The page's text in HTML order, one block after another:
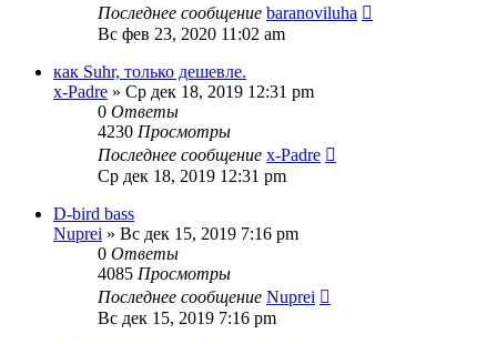
Последнее сообщение baranoviluha
Вс фев 23, 2020 11:02 am
как Suhr, только дешевле.
x-Padre » Ср дек 18, 2019 12:31 pm
0 Ответы
4230 Просмотры
Последнее сообщение x-Padre
Ср дек 18, 2019 12:31 pm
D-bird bass
Nuprei » Вс дек 15, 2019 7:16 pm
0 Ответы
4085 Просмотры
Последнее сообщение Nuprei
Вс дек 15, 2019 7:16 pm